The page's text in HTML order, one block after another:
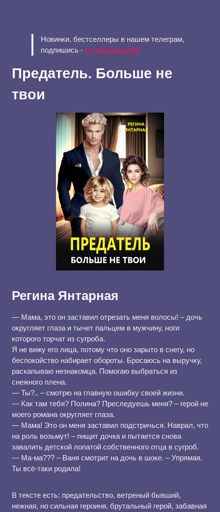
Новинки, бестселлеры в нашем телеграм,
подпишись - t.me/ilovebook99
Предатель. Больше не
твои
Регина Янтарная
— Мама, это он заставил отрезать меня волосы! – дочь
округляет глаза и тычет пальцем в мужчину, ноги
которого торчат из сугроба.
Я не вижу его лица, потому что оно зарыто в снегу, но
беспокойство набирает обороты. Бросаюсь на выручку,
раскапываю незнакомца. Помогаю выбраться из
снежного плена.
— Ты?.. – смотрю на главную ошибку своей жизни.
— Как там тебя? Полина? Преследуешь меня? – герой не
моего романа округляет глаза.
— Мама! Это он меня заставил подстричься. Наврал, что
на роль возьмут! – пищит дочка и пытается снова
завалить детской лопатой собственного отца в сугроб.
— Ма-ма??? – Ваня смотрит на дочь в шоке. – Упрямая.
Ты всё-таки родила!
В тексте есть: предательство, ветреный бывший,
нежная, но сильная героиня, брутальный герой, забавная